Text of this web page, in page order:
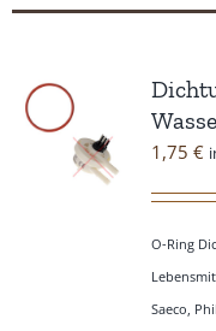
1,75 €
O-Ring
Saeco,